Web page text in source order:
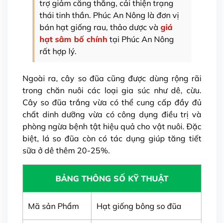
trợ giảm căng thẳng, cải thiện trạng
thái tinh thần. Phúc An Nông là đơn vị
bán hạt giống rau, thảo dược và giá
hạt sâm bố chính tại Phúc An Nông
rất hợp lý.
Ngoài ra, cây so đũa cũng được dùng rộng rãi
trong chăn nuôi các loại gia súc như dê, cừu.
Cây so đũa trắng vừa có thể cung cấp đầy đủ
chất dinh dưỡng vừa có công dụng điều trị và
phòng ngừa bệnh tật hiệu quả cho vật nuôi. Đặc
biệt, lá so đũa còn có tác dụng giúp tăng tiết
sữa ở dê thêm 20-25%.
BẢNG THÔNG SỐ KỸ THUẬT
Mã sản Phẩm Hạt giống bông so đũa